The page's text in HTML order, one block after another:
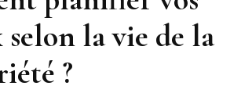
la vie de la
?